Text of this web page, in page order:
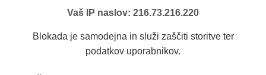
Vaš IP naslov: 216.73.216.220
Blokada je samodejna in služi zaščiti storitve ter
podatkov uporabnikov.